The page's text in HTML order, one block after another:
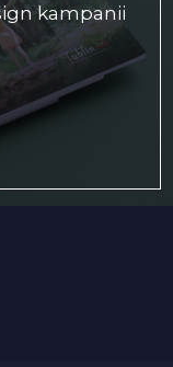
kampanii